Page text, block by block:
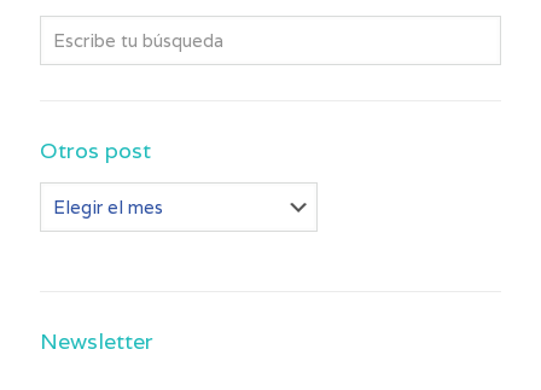
Otros post
post
Newsletter